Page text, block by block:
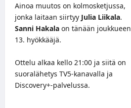
Ainoa muutos on kolmosketjussa,
jonka laitaan siirtyy Julia Liikala.
Sanni Hakala on tänään joukkueen
13. hyökkääjä.
Ottelu alkaa kello 21:00 ja siitä on
suoralähetys TV5-kanavalla ja
Discovery+-palvelussa.